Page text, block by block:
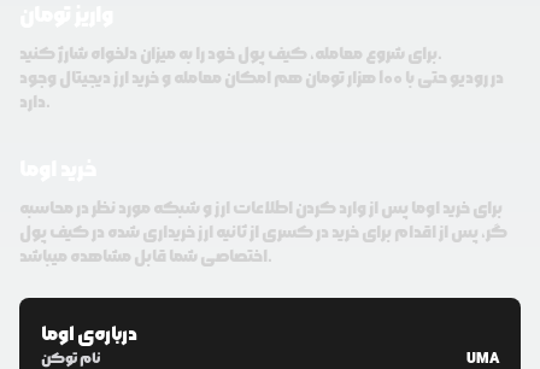
برای شروع معامله، کیف پول خود را به میزان دلخواه شارژ کنید.
در رودیو حتی با 100 هزار تومان هم امکان معامله و خرید ارز دیجیتال وجود
دارد.
برای خرید اوما پس از وارد کردن اطلاعات ارز و شبکه مورد نظر در محاسبه
گر، پس از اقدام برای خرید در کسری از ثانیه ارز خریداری شده در کیف پول
اختصاصی شما قابل مشاهده میباشد.
درباره‌یاوما
نام توکن
UMA